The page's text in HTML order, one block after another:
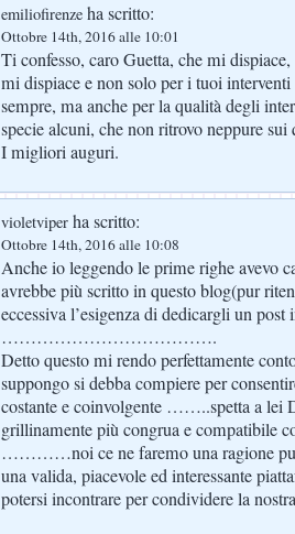
emiliofirenze ha scritto:
Ottobre 14th, 2016 alle 10:01
Ti confesso, caro Guetta, che mi
mi dispiace e non solo per i tuoi
sempre, ma anche per la qualità degli
specie alcuni, che non ritrovo neppure
I migliori auguri.
violetviper ha scritto:
Ottobre 14th, 2016 alle 10:08
Anche io leggendo le prime righe avevo
avrebbe più scritto in questo blog(pur
eccessiva l’esigenza di dedicargli un post
……………………………….
Detto questo mi rendo perfettamente
suppongo si debba compiere per
costante e coinvolgente ……..spetta a lei
grillinamente più congrua e compatibile
…………noi ce ne faremo una ragione
una valida, piacevole ed interessante
potersi incontrare per condividere la